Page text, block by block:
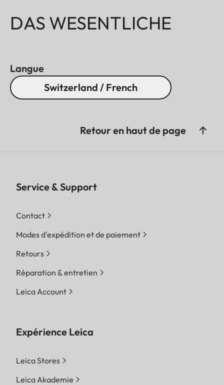
DAS WESENTLICHE
Langue
Switzerland / French
Retour en haut de page
Service & Support
Contact
Modes d'expédition et de paiement
Retours
Réparation & entretien
Leica Account
Expérience Leica
Leica Stores
Leica Akademie